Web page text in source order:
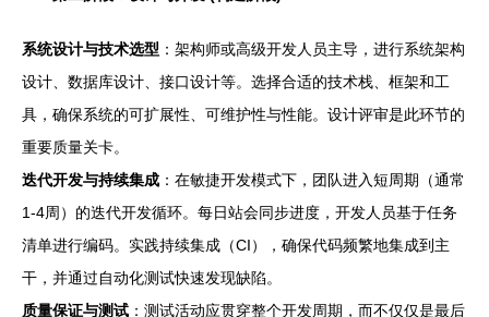
系统设计与技术选型 ：架构师或高级开发人员主导，进行系统架构
设计、数据库设计、接口设计等。选择合适的技术栈、框架和工
具，确保系统的可扩展性、可维护性与性能。设计评审是此环节的
重要质量关卡。
迭代开发与持续集成 ：在敏捷开发模式下，团队进入短周期（通常
1-4周）的迭代开发循环。每日站会同步进度，开发人员基于任务
清单进行编码。实践持续集成（CI），确保代码频繁地集成到主
干，并通过自动化测试快速发现缺陷。
质量保证与测试 ：测试活动应贯穿整个开发周期，而不仅仅是最后